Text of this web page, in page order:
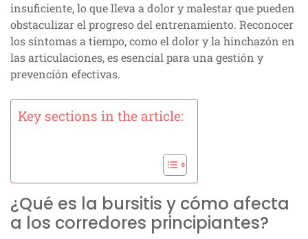
insuficiente, lo que lleva a dolor y malestar que pueden
obstaculizar el progreso del entrenamiento. Reconocer
los síntomas a tiempo, como el dolor y la hinchazón en
las articulaciones, es esencial para una gestión y
prevención efectivas.
Key sections in the article:
¿Qué es la bursitis y cómo afecta
a los corredores principiantes?